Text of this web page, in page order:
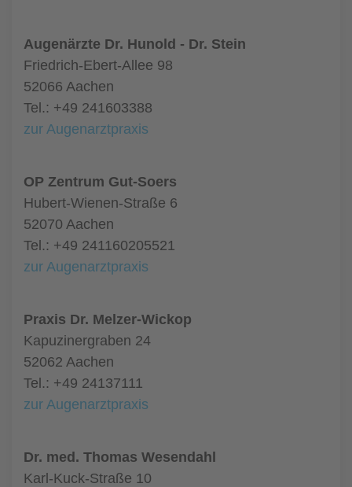
Augenärzte Dr. Hunold - Dr. Stein
Friedrich-Ebert-Allee 98
52066 Aachen
Tel.: +49 241603388
zur Augenarztpraxis
OP Zentrum Gut-Soers
Hubert-Wienen-Straße 6
52070 Aachen
Tel.: +49 241160205521
zur Augenarztpraxis
Praxis Dr. Melzer-Wickop
Kapuzinergraben 24
52062 Aachen
Tel.: +49 24137111
zur Augenarztpraxis
Dr. med. Thomas Wesendahl
Karl-Kuck-Straße 10